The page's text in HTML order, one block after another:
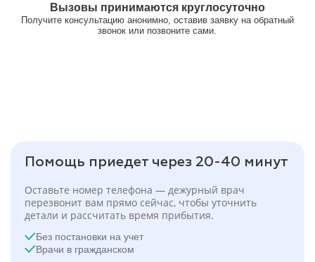
Вызовы принимаются круглосуточно
Получите консультацию анонимно, оставив заявку на обратный
звонок или позвоните сами.
Помощь приедет через 20-40 минут
Оставьте номер телефона — дежурный врач
перезвонит вам прямо сейчас, чтобы уточнить
детали и рассчитать время прибытия.
Без постановки на учет
Врачи в гражданском